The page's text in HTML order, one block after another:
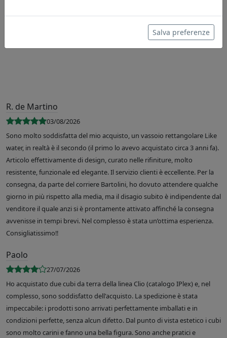
Leggi le recensioni
R. de Martino
03/08/2026
Sono molto soddisfatta del mio acquisto, un vassoio rettangolare Like
water, in realtà è il secondo (il primo lo avevo acquistato circa 3 anni fa).
Articolo effettivamente di design, curato nelle rifiniture, molto
resistente, funzionale ed elegante. Il servizio clienti è eccellente. Per la
consegna, da parte del corriere Bartolini, ho dovuto attendere qualche
giorno in più rispetto alla media, ma il disagio subito è indipendente dal
venditore il quale anzi si è prontamente attivato affinché la consegna
avvenisse in tempi brevi. Nel complesso è stata un’ottima esperienza.
Consigliatissimo!!
Paolo
27/07/2026
Ho acquistato due cubi da terra della linea Clio (catalogo IPlex) e, nel
complesso, sono soddisfatto dell'acquisto. La spedizione è stata
impeccabile: i prodotti sono arrivati perfettamente imballati e in
condizioni perfette, senza alcun difetto. Dal punto di vista estetico i cubi
sono molto carini e fanno una bella figura. Sono anche pratici e
Salva preferenze